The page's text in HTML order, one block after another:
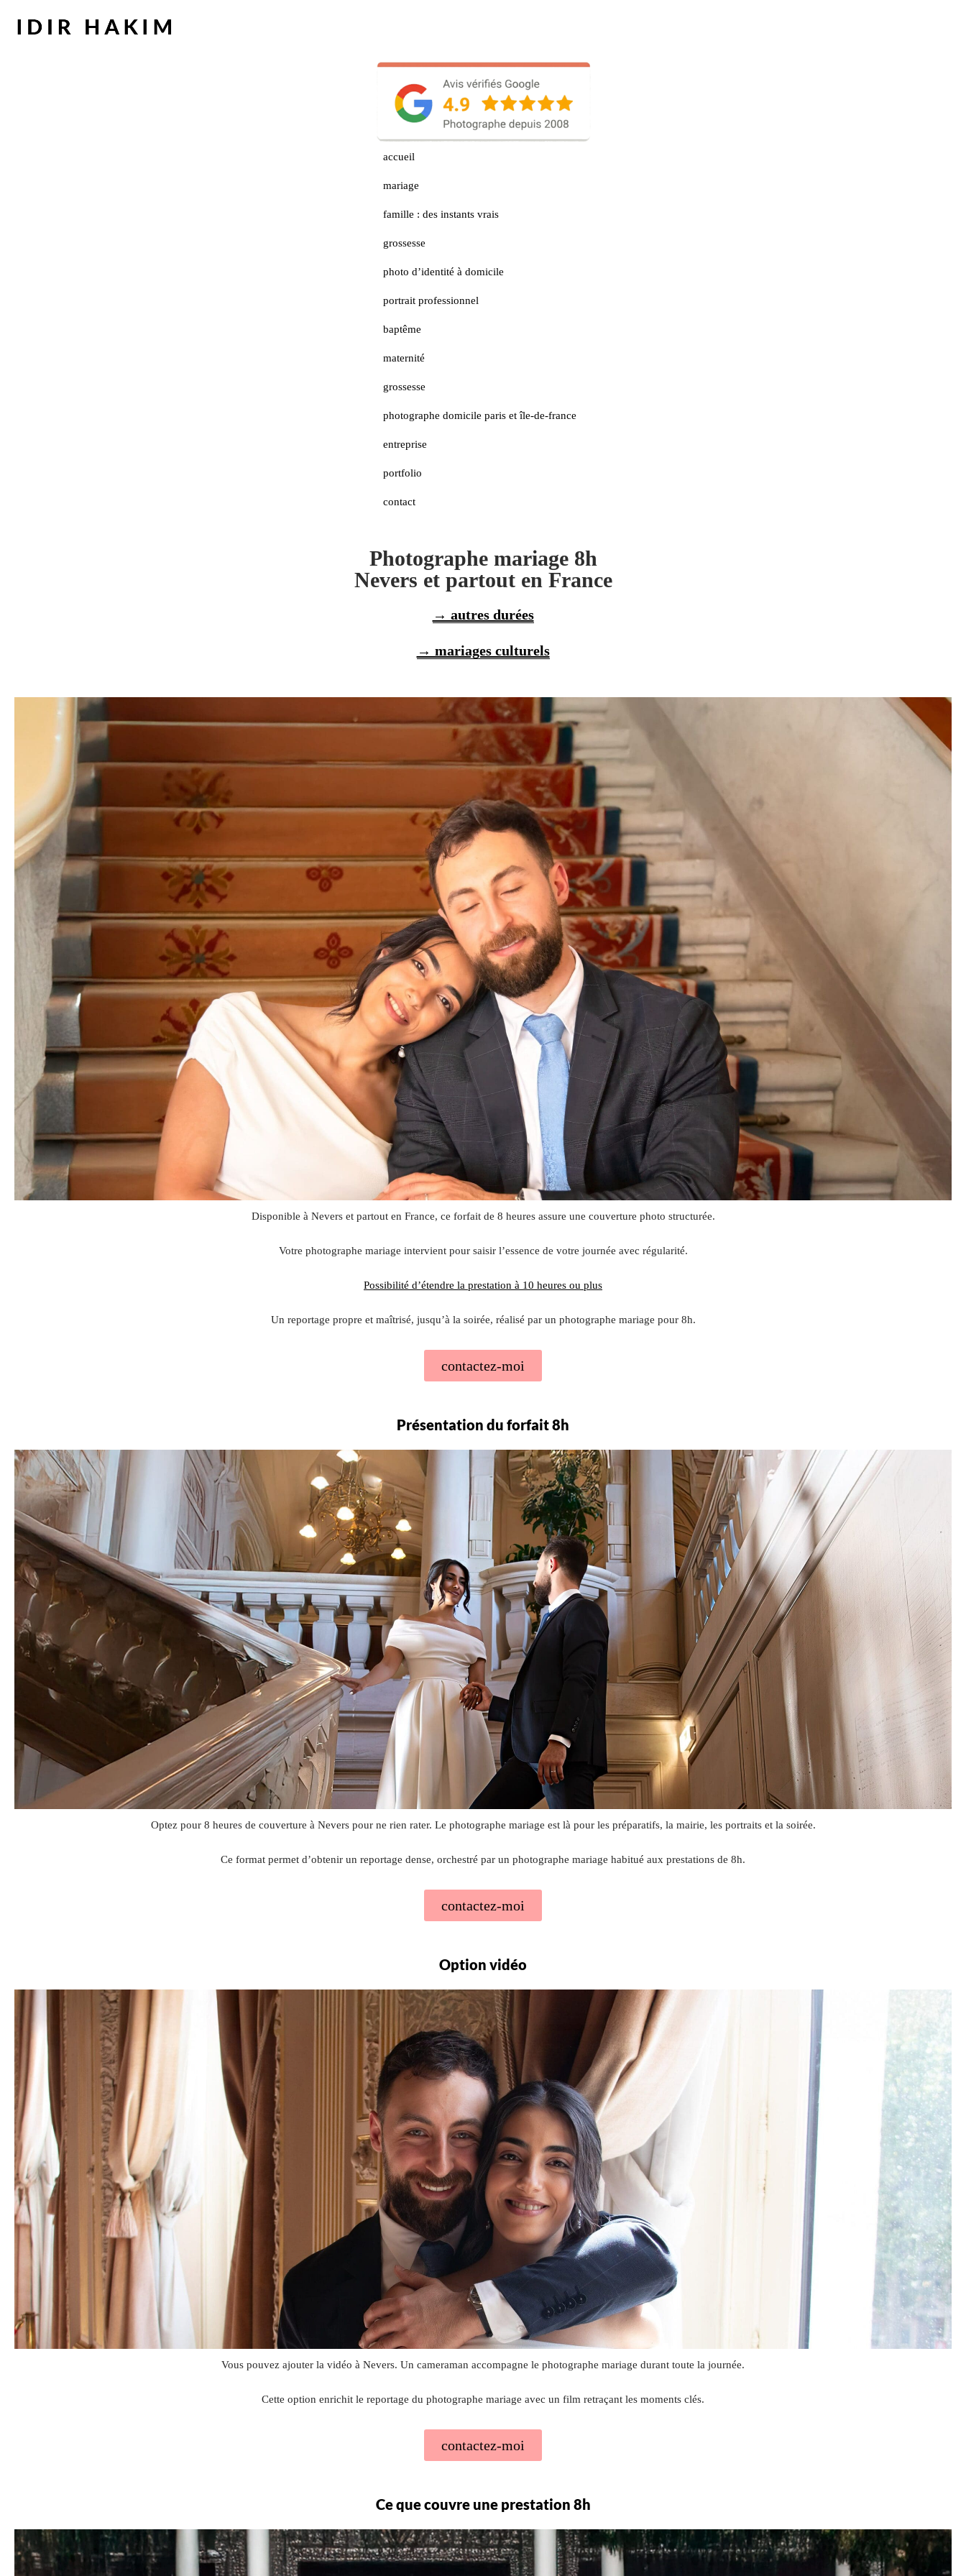
accueil
mariage
famille : des instants vrais
grossesse
photo d’identité à domicile
portrait professionnel
baptême
maternité
grossesse
photographe domicile paris et île-de-france
entreprise
portfolio
contact
Photographe mariage 8h
Nevers et partout en France
→ autres durées
→ mariages culturels
Disponible à Nevers et partout en France, ce forfait de 8 heures assure une couverture photo structurée.
Votre photographe mariage intervient pour saisir l’essence de votre journée avec régularité.
Possibilité d’étendre la prestation à 10 heures ou plus
Un reportage propre et maîtrisé, jusqu’à la soirée, réalisé par un photographe mariage pour 8h.
contactez-moi
Présentation du forfait 8h
Optez pour 8 heures de couverture à Nevers pour ne rien rater. Le photographe mariage est là pour les préparatifs, la mairie, les portraits et la soirée.
Ce format permet d’obtenir un reportage dense, orchestré par un photographe mariage habitué aux prestations de 8h.
contactez-moi
Option vidéo
Vous pouvez ajouter la vidéo à Nevers. Un cameraman accompagne le photographe mariage durant toute la journée.
Cette option enrichit le reportage du photographe mariage avec un film retraçant les moments clés.
contactez-moi
Ce que couvre une prestation 8h